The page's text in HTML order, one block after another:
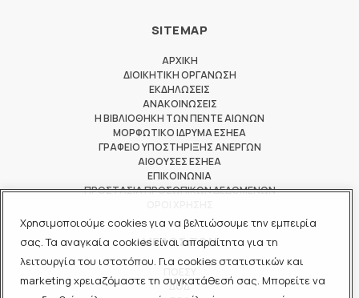
Χρησιμοποιούμε cookies για να βελτιώσουμε την εμπειρία
σας. Τα αναγκαία cookies είναι απαραίτητα για τη
λειτουργία του ιστοτόπου. Για cookies στατιστικών και
marketing χρειαζόμαστε τη συγκατάθεσή σας. Μπορείτε να
SITEMAP
ΑΡΧΙΚΗ
ΔΙΟΙΚΗΤΙΚΗ ΟΡΓΑΝΩΣΗ
ΕΚΔΗΛΩΣΕΙΣ
ΑΝΑΚΟΙΝΩΣΕΙΣ
Η ΒΙΒΛΙΟΘΗΚΗ ΤΩΝ ΠΕΝΤΕ ΑΙΩΝΩΝ
ΜΟΡΦΩΤΙΚΟ ΙΔΡΥΜΑ ΕΣΗΕΑ
ΓΡΑΦΕΙΟ ΥΠΟΣΤΗΡΙΞΗΣ ΑΝΕΡΓΩΝ
ΑΙΘΟΥΣΕΣ ΕΣΗΕΑ
ΕΠΙΚΟΙΝΩΝΙΑ
ΠΡΟΣΤΑΣΙΑ ΠΡΟΣΩΠΙΚΩΝ ΔΕΔΟΜΕΝΩΝ
ΜΕΛΟΣ ΤΩΝ
ΔΟΔ